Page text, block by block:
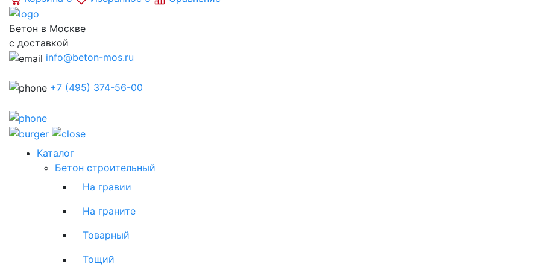
Бетон в Москве
с доставкой
info@beton-mos.ru
+7 (495) 374-56-00
Каталог
Бетон строительный
На гравии
На граните
Товарный
Тощий